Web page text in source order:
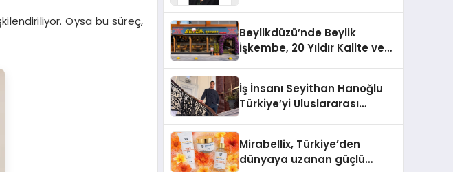
Oysa bu süreç,
Beylikdüzü’nde Beylik
İşkembe, 20 Yıldır Kalite ve
İş İnsanı Seyithan Hanoğlu
Türkiye’yi Uluslararası
Mirabellix, Türkiye’den
dünyaya uzanan güçlü